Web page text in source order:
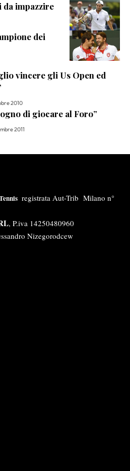
da impazzire
dei
vincere gli Us Open ed
2010
di giocare al Foro”
2011
registrata Aut-Trib Milano n°
, P.iva 14250480960
Nizegorodcew